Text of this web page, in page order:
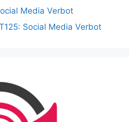
Media Verbot
Social Media Verbot